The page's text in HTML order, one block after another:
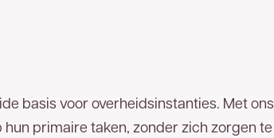
basis voor overheidsinstanties. Met ons
primaire taken, zonder zich zorgen te